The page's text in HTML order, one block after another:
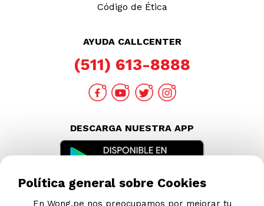
Código de Ética
AYUDA CALLCENTER
(511) 613-8888
DESCARGA NUESTRA APP
Política general sobre Cookies
En Wong.pe nos preocupamos por mejorar tu